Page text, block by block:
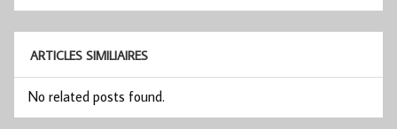
ARTICLES SIMILIAIRES
No related posts found.